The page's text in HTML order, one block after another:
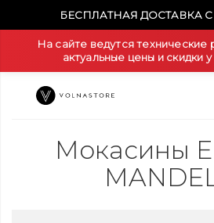
БЕСПЛАТНАЯ ДОСТАВКА
На сайте ведутся технические
актуальные цены и скидки
Мокасины